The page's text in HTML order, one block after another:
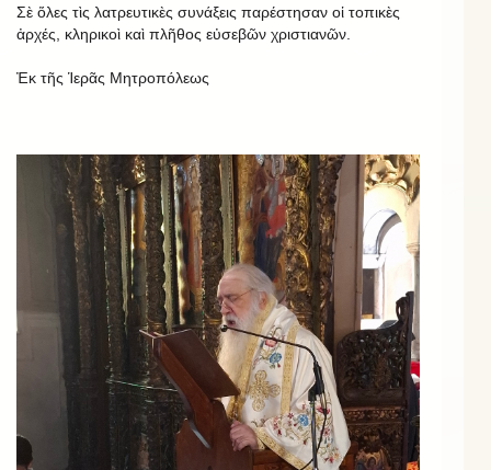
Σὲ ὅλες τὶς λατρευτικὲς συνάξεις παρέστησαν οἱ τοπικὲς
ἀρχές, κληρικοὶ καὶ πλῆθος εὐσεβῶν χριστιανῶν.
Ἐκ τῆς Ἱερᾶς Μητροπόλεως